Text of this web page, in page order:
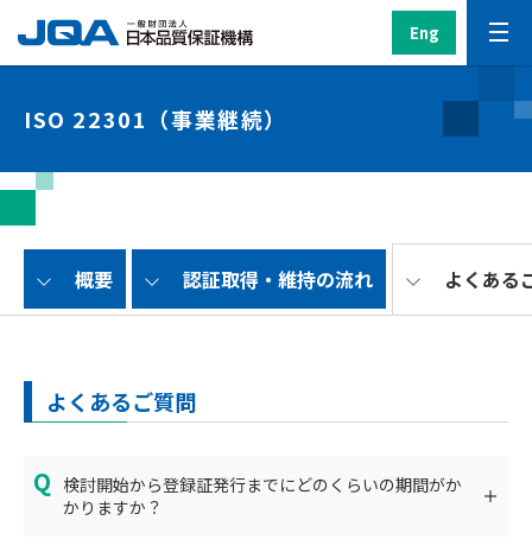
Eng
ISO 22301（事業継続）
概要 認証取得・維持の流れ よくある
よくあるご質問
検討開始から登録証発行までにどのくらいの期間がか
かりますか？